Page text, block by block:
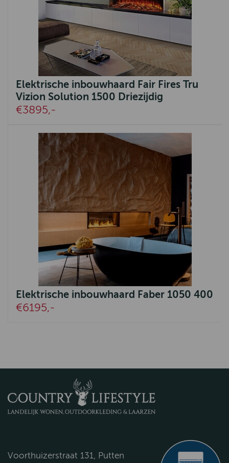
Elektrische inbouwhaard Fair Fires Tru
Vizion Solution 1500 Driezijdig
€3895,-
Elektrische inbouwhaard Faber 1050 400
€6195,-
Voorthuizerstraat 131, Putten